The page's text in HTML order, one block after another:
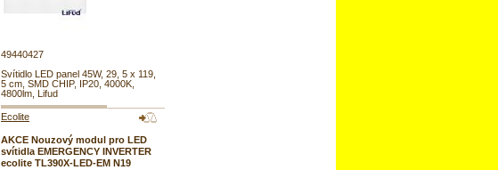
49440427
Svítidlo LED panel 45W, 29, 5 x 119,
5 cm, SMD CHIP, IP20, 4000K,
4800lm, Lifud
Ecolite
AKCE Nouzový modul pro LED
svítidla EMERGENCY INVERTER
ecolite TL390X-LED-EM N19